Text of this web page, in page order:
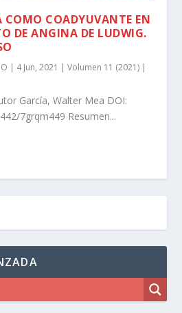
COMO COADYUVANTE EN
DE ANGINA DE LUDWIG.
| 4 Jun, 2021 |Volumen 11 (2021) |
García, Walter Mea DOI:
7grqm449 Resumen...